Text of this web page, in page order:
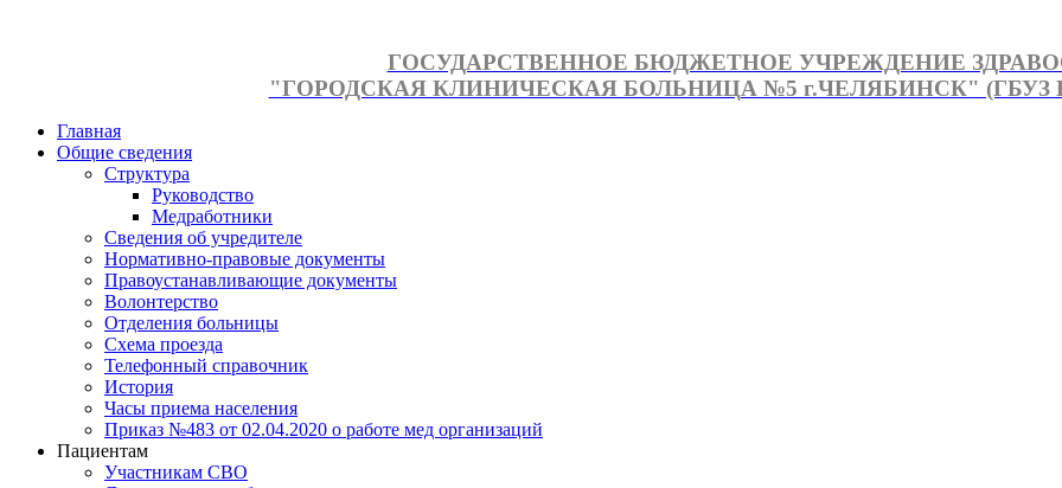
ГОСУДАРСТВЕННОЕ БЮДЖЕТНОЕ УЧРЕЖДЕНИЕ
"ГОРОДСКАЯ КЛИНИЧЕСКАЯ БОЛЬНИЦА №5 г.ЧЕЛЯБИНСК" (ГБУЗ
Главная
Общие сведения
Структура
Руководство
Медработники
Сведения об учредителе
Нормативно-правовые документы
Правоустанавливающие документы
Волонтерство
Отделения больницы
Схема проезда
Телефонный справочник
История
Часы приема населения
Приказ №483 от 02.04.2020 о работе мед организаций
Пациентам
Участникам СВО